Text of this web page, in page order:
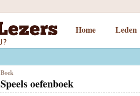
Home Leden
Boek
Speels oefenboek